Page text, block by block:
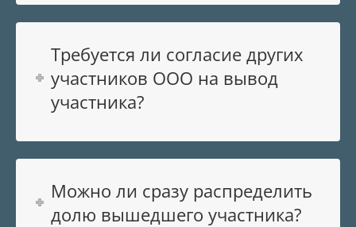
Требуется ли согласие других
участников ООО на вывод
участника?
Можно ли сразу распределить
долю вышедшего участника?